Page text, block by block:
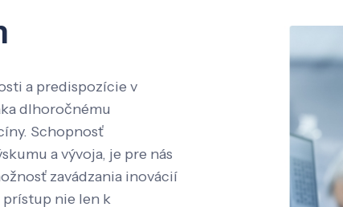
a predispozície v
dlhoročnému
Schopnosť
a vývoja, je pre nás
zavádzania inovácií
nie len k